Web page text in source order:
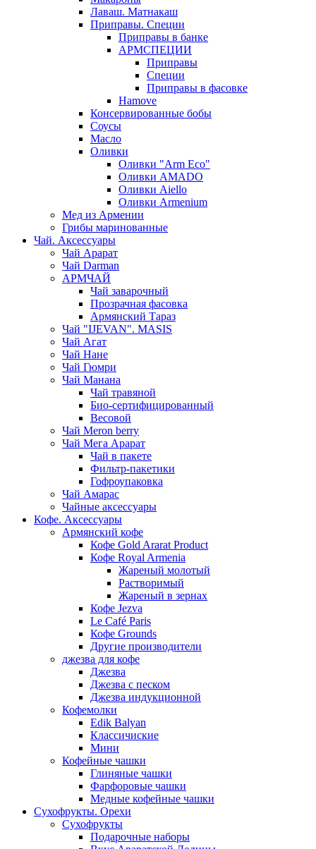
Лаваш. Матнакаш
Приправы. Специи
Приправы в банке
АРМСПЕЦИИ
Приправы
Специи
Приправы в фасовке
Hamove
Консервированные бобы
Соусы
Масло
Оливки
Оливки "Arm Eco"
Оливки AMADO
Оливки Aiello
Оливки Armenium
Мед из Армении
Грибы маринованные
Чай. Аксессуары
Чай Арарат
Чай Darman
АРМЧАЙ
Чай заварочный
Прозрачная фасовка
Армянский Тараз
Чай "IJEVAN". MASIS
Чай Агат
Чай Нане
Чай Гюмри
Чай Манана
Чай травяной
Био-сертифицированный
Весовой
Чай Meron berry
Чай Мега Арарат
Чай в пакете
Фильтр-пакетики
Гофроупаковка
Чай Амарас
Чайные аксессуары
Кофе. Аксессуары
Армянский кофе
Кофе Gold Ararat Product
Кофе Royal Armenia
Жареный молотый
Растворимый
Жареный в зернах
Кофе Jezva
Le Café Paris
Кофе Grounds
Другие производители
джезва для кофе
Джезва
Джезва с песком
Джезва индукционной
Кофемолки
Edik Balyan
Классичиские
Мини
Кофейные чашки
Глиняные чашки
Фарфоровые чашки
Медные кофейные чашки
Сухофрукты. Орехи
Сухофрукты
Подарочные наборы